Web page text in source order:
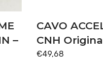
–
CAVO
CNH
€49,68